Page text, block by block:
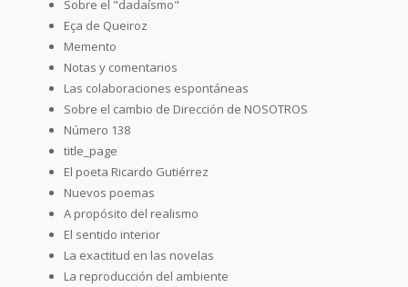
Sobre el "dadaísmo"
Eça de Queiroz
Memento
Notas y comentarios
Las colaboraciones espontáneas
Sobre el cambio de Dirección de NOSOTROS
Número 138
title_page
El poeta Ricardo Gutiérrez
Nuevos poemas
A propósito del realismo
El sentido interior
La exactitud en las novelas
La reproducción del ambiente